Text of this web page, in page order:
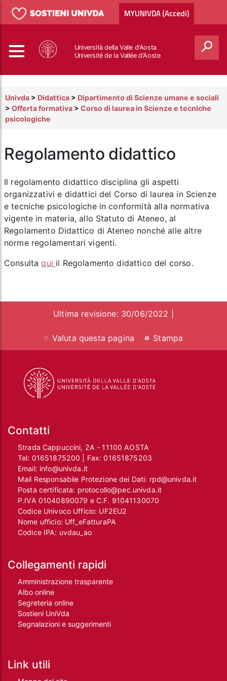
MYUNIVDA (Accedi)
Università della Valle d'Aosta
Université de la Vallée d'Aoste
Univda > Didattica > Dipartimento di Scienze umane e sociali
> Offerta formativa > Corso di laurea in Scienze e tecniche
psicologiche
Regolamento didattico
Il regolamento didattico disciplina gli aspetti
organizzativi e didattici del Corso di laurea in Scienze
e tecniche psicologiche in conformità alla normativa
vigente in materia, allo Statuto di Ateneo, al
Regolamento Didattico di Ateneo nonché alle altre
norme regolamentari vigenti.
Consultaqui il Regolamento didattico del corso.
Ultima revisione: 30/06/2022 |
Valuta questa pagina Stampa
Contatti
Strada Cappuccini, 2A - 11100 AOSTA
Tel: 01651875200 | Fax:01651875203
Email: info@univda.it
Mail Responsabile Protezione dei Dati: rpd@univda.it
Posta certificata: protocollo@pec.univda.it
P.IVA 01040890079 e C.F. 91041130070
Codice Univoco Ufficio: UF2EU2
Nome ufficio: Uff_eFatturaPA
Codice IPA: uvdau_ao
Collegamenti rapidi
Amministrazione trasparente
Albo online
Segreteria online
Sostieni UniVda
Segnalazioni e suggerimenti
Link utili